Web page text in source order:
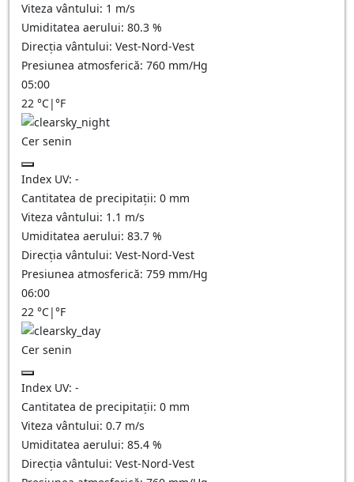
Viteza vântului: 1 m/s
Umiditatea aerului: 80.3 %
Direcția vântului: Vest-Nord-Vest
Presiunea atmosferică: 760 mm/Hg
05:00
22 °C|°F
Cer senin
Index UV: -
Cantitatea de precipitații: 0 mm
Viteza vântului: 1.1 m/s
Umiditatea aerului: 83.7 %
Direcția vântului: Vest-Nord-Vest
Presiunea atmosferică: 759 mm/Hg
06:00
22 °C|°F
Cer senin
Index UV: -
Cantitatea de precipitații: 0 mm
Viteza vântului: 0.7 m/s
Umiditatea aerului: 85.4 %
Direcția vântului: Vest-Nord-Vest